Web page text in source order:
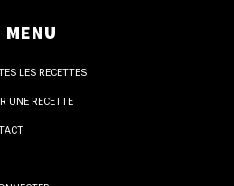
MENU
LES RECETTES
UNE RECETTE